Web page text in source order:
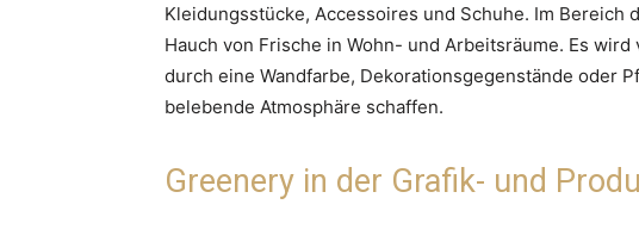
Kleidungsstücke, Accessoires und Schuhe. Im
Hauch von Frische in Wohn- und Arbeitsräume. Es
durch eine Wandfarbe, Dekorationsgegenstände oder
belebende Atmosphäre schaffen.
Greenery in der Grafik- und